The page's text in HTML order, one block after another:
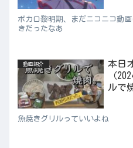
ボカロ黎明期、まだニコニコ動
きだったなあ
動画紹介
本日
（
ルで
魚焼きグリルっていいよね